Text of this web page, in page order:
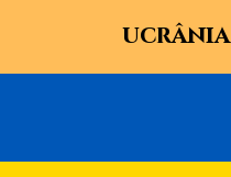
ucrânia